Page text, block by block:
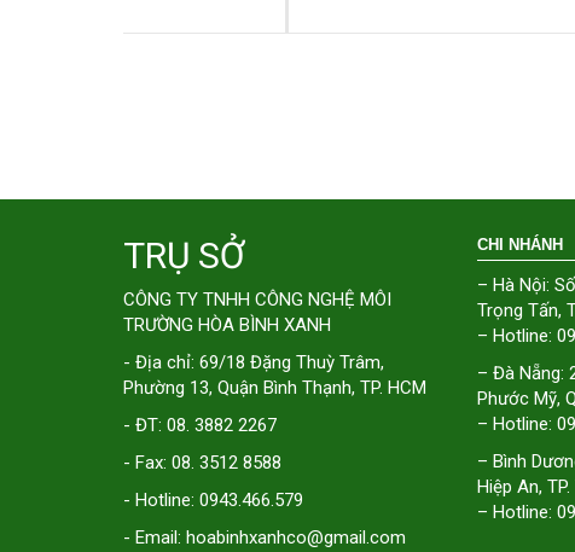
TRỤ SỞ
CÔNG TY TNHH CÔNG NGHỆ MÔI
TRƯỜNG HÒA BÌNH XANH
- Địa chỉ: 69/18 Đặng Thuỳ Trâm,
Phường 13, Quận Bình Thạnh, TP. HCM
- ĐT: 08. 3882 2267
- Fax: 08. 3512 8588
- Hotline: 0943.466.579
- Email: hoabinhxanhco@gmail.com
CHI NHÁNH
– Hà Nội:
Trọng Tấn,
– Hotline:
– Đà Nẵng:
Phước Mỹ,
– Hotline:
– Bình
Hiệp An,
– Hotline: